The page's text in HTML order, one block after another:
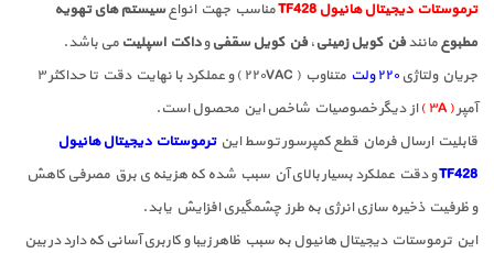
ترموستات دیجیتال هانیول TF428 مناسب جهت انواعسیستم های تهویه
مطبوعمانندفن کویل زمینی،فن کویل سقفیوداکت اسپلیت می باشد.
جریان ولتاژی
متناوب ( ۲۲۰VAC ) و عملکرد با نهایت دقت تا حداکثر ۳
آمپر( ۳A )
از دیگر خصوصیات شاخص این محصول است.
قابلیت ارسال فرمان قطع کمپرسور توسط اینترموستات دیجیتال هانیول
TF428و دقت عملکرد بسیار بالای آن سبب شده که هزینه ی برق مصرفی کاهش
و ظرفیت ذخیره سازی انرژی به طرز چشمگیری افزایش یابد.
این ترموستات دیجیتال هانیول به سبب ظاهر زیبا و کاربری آسانی که دارد در بین